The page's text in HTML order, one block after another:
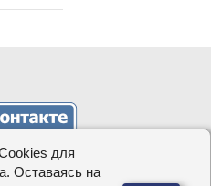
для
Оставаясь на